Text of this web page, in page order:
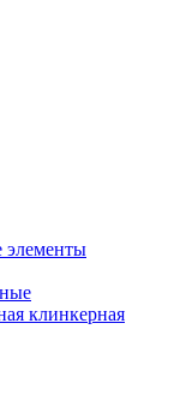
элементы
клинкерная